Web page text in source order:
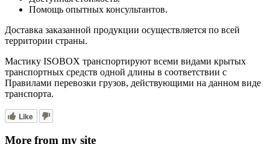
Помощь опытных консультантов.
Доставка заказанной продукции осуществляется по всей
территории страны.
Мастику ISOBOX транспортируют всеми видами крытых
транспортных средств одной длины в соответствии с
Правилами перевозки грузов, действующими на данном виде
транспорта.
Like
More from my site